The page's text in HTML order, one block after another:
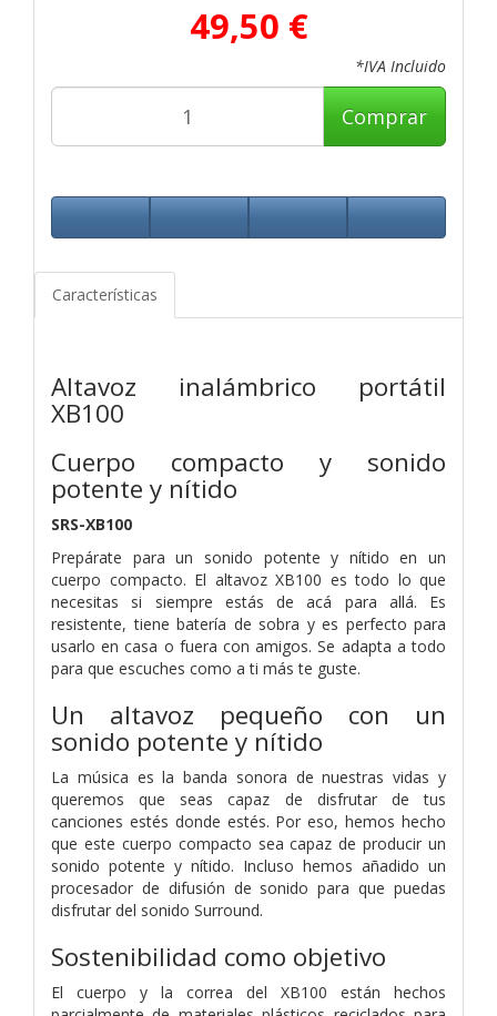
49,50 €
*IVA Incluido
Comprar
Características
Altavoz inalámbrico portátil
XB100
Cuerpo compacto y sonido
potente y nítido
SRS-XB100
Prepárate para un sonido potente y nítido en un
cuerpo compacto. El altavoz XB100 es todo lo que
necesitas si siempre estás de acá para allá. Es
resistente, tiene batería de sobra y es perfecto para
usarlo en casa o fuera con amigos. Se adapta a todo
para que escuches como a ti más te guste.
Un altavoz pequeño con un
sonido potente y nítido
La música es la banda sonora de nuestras vidas y
queremos que seas capaz de disfrutar de tus
canciones estés donde estés. Por eso, hemos hecho
que este cuerpo compacto sea capaz de producir un
sonido potente y nítido. Incluso hemos añadido un
procesador de difusión de sonido para que puedas
disfrutar del sonido Surround.
Sostenibilidad como objetivo
El cuerpo y la correa del XB100 están hechos